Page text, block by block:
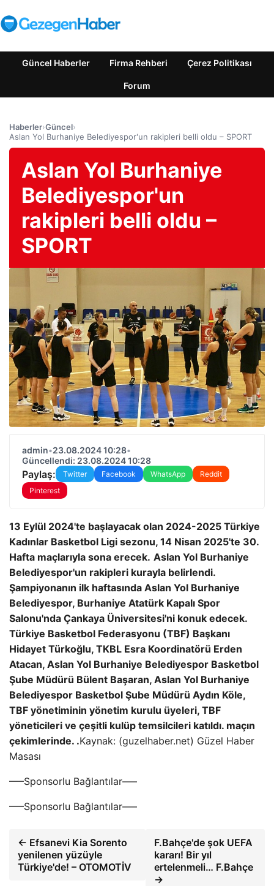
Güncel Haberler Firma Rehberi Çerez Politikası
Forum
Haberler›Güncel›
Aslan Yol Burhaniye Belediyespor'un rakipleri belli oldu – SPORT
Aslan Yol Burhaniye
Belediyespor'un
rakipleri belli oldu –
SPORT
admin•23.08.2024 10:28•
Güncellendi: 23.08.2024 10:28
Paylaş: Twitter Facebook WhatsApp
Reddit
Pinterest
13 Eylül 2024'te başlayacak olan 2024-2025 Türkiye
Kadınlar Basketbol Ligi sezonu, 14 Nisan 2025'te 30.
Hafta maçlarıyla sona erecek. Aslan Yol Burhaniye
Belediyespor'un rakipleri kurayla belirlendi.
Şampiyonanın ilk haftasında Aslan Yol Burhaniye
Belediyespor, Burhaniye Atatürk Kapalı Spor
Salonu'nda Çankaya Üniversitesi'ni konuk edecek.
Türkiye Basketbol Federasyonu (TBF) Başkanı
Hidayet Türkoğlu, TKBL Esra Koordinatörü Erden
Atacan, Aslan Yol Burhaniye Belediyespor Basketbol
Şube Müdürü Bülent Başaran, Aslan Yol Burhaniye
Belediyespor Basketbol Şube Müdürü Aydın Köle,
TBF yönetiminin yönetim kurulu üyeleri, TBF
yöneticileri ve çeşitli kulüp temsilcileri katıldı. maçın
çekimlerinde. .Kaynak: (guzelhaber.net) Güzel Haber
Masası
—–Sponsorlu Bağlantılar—–
—–Sponsorlu Bağlantılar—–
← Efsanevi Kia Sorento
yenilenen yüzüyle
Türkiye'de! – OTOMOTİV
F.Bahçe'de şok UEFA
kararı! Bir yıl
ertelenmeli… F.Bahçe
→